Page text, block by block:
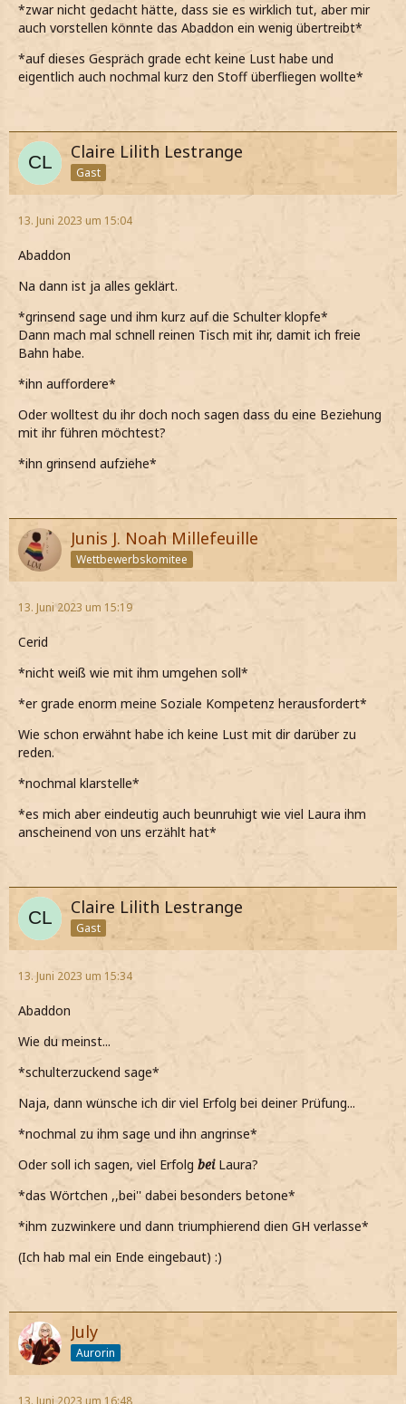
*zwar nicht gedacht hätte, dass sie es wirklich tut, aber mir
auch vorstellen könnte das Abaddon ein wenig übertreibt*
*auf dieses Gespräch grade echt keine Lust habe und
eigentlich auch nochmal kurz den Stoff überfliegen wollte*
Claire Lilith Lestrange
Gast
13. Juni 2023 um 15:04
Abaddon
Na dann ist ja alles geklärt.
*grinsend sage und ihm kurz auf die Schulter klopfe*
Dann mach mal schnell reinen Tisch mit ihr, damit ich freie
Bahn habe.
*ihn auffordere*
Oder wolltest du ihr doch noch sagen dass du eine Beziehung
mit ihr führen möchtest?
*ihn grinsend aufziehe*
Junis J. Noah Millefeuille
Wettbewerbskomitee
13. Juni 2023 um 15:19
Cerid
*nicht weiß wie mit ihm umgehen soll*
*er grade enorm meine Soziale Kompetenz herausfordert*
Wie schon erwähnt habe ich keine Lust mit dir darüber zu
reden.
*nochmal klarstelle*
*es mich aber eindeutig auch beunruhigt wie viel Laura ihm
anscheinend von uns erzählt hat*
Claire Lilith Lestrange
Gast
13. Juni 2023 um 15:34
Abaddon
Wie du meinst...
*schulterzuckend sage*
Naja, dann wünsche ich dir viel Erfolg bei deiner Prüfung...
*nochmal zu ihm sage und ihn angrinse*
Oder soll ich sagen, viel Erfolg beiLaura?
*das Wörtchen ,,bei'' dabei besonders betone*
*ihm zuzwinkere und dann triumphierend dien GH verlasse*
(Ich hab mal ein Ende eingebaut) :)
July
Aurorin